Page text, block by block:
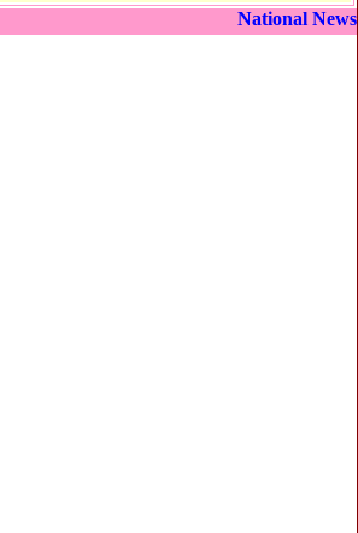
National News